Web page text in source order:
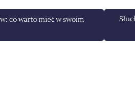
co warto mieć w swoim